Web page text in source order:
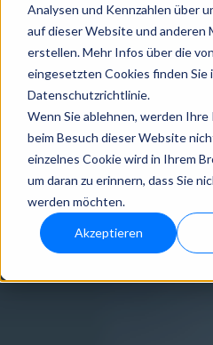
Analysen und Kennzahlen über
auf dieser Website und anderen
erstellen. Mehr Infos über die
eingesetzten Cookies finden Sie
Datenschutzrichtlinie.
Wenn Sie ablehnen, werden
beim Besuch dieser Website
einzelnes Cookie wird in Ihrem
um daran zu erinnern, dass Sie
werden möchten.
Akzeptieren